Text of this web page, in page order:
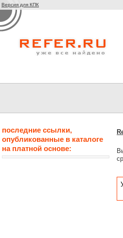
Версия для КПК
последние ссылки,
опубликованные в каталоге
на платной основе: